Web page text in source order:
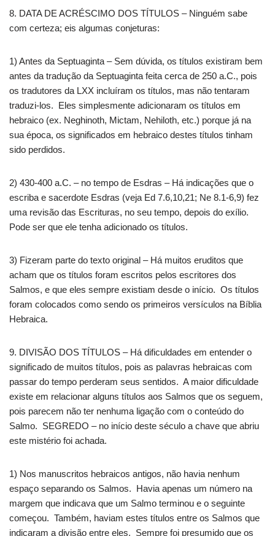
8. DATA DE ACRÉSCIMO DOS TÍTULOS – Ninguém sabe
com certeza; eis algumas conjeturas:
1) Antes da Septuaginta – Sem dúvida, os títulos existiram bem
antes da tradução da Septuaginta feita cerca de 250 a.C., pois
os tradutores da LXX incluíram os títulos, mas não tentaram
traduzi-los. Eles simplesmente adicionaram os títulos em
hebraico (ex. Neghinoth, Mictam, Nehiloth, etc.) porque já na
sua época, os significados em hebraico destes títulos tinham
sido perdidos.
2) 430-400 a.C. – no tempo de Esdras – Há indicações que o
escriba e sacerdote Esdras (veja Ed 7.6,10,21; Ne 8.1-6,9) fez
uma revisão das Escrituras, no seu tempo, depois do exílio.
Pode ser que ele tenha adicionado os títulos.
3) Fizeram parte do texto original – Há muitos eruditos que
acham que os títulos foram escritos pelos escritores dos
Salmos, e que eles sempre existiam desde o início. Os títulos
foram colocados como sendo os primeiros versículos na Bíblia
Hebraica.
9. DIVISÃO DOS TÍTULOS – Há dificuldades em entender o
significado de muitos títulos, pois as palavras hebraicas com
passar do tempo perderam seus sentidos. A maior dificuldade
existe em relacionar alguns títulos aos Salmos que os seguem,
pois parecem não ter nenhuma ligação com o conteúdo do
Salmo. SEGREDO – no início deste século a chave que abriu
este mistério foi achada.
1) Nos manuscritos hebraicos antigos, não havia nenhum
espaço separando os Salmos. Havia apenas um número na
margem que indicava que um Salmo terminou e o seguinte
começou. Também, haviam estes títulos entre os Salmos que
indicaram a divisão entre eles. Sempre foi presumido que os